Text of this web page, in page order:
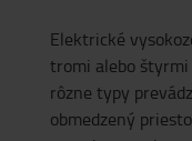
Elektrické
tromi alebo
rôzne typy
obmedzený